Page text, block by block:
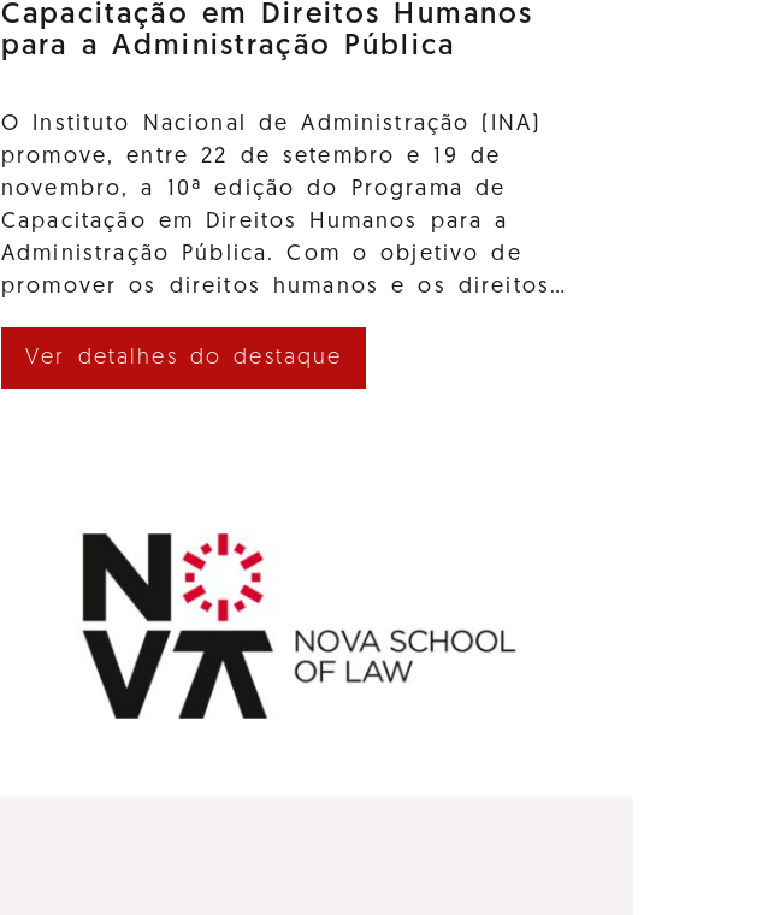
Capacitação em Direitos Humanos
para a Administração Pública
O Instituto Nacional de Administração (INA)
promove, entre 22 de setembro e 19 de
novembro, a 10ª edição do Programa de
Capacitação em Direitos Humanos para a
Administração Pública. Com o objetivo de
promover os direitos humanos e os direitos…
Ver detalhes do destaque